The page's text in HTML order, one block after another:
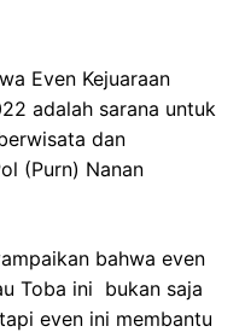
Even Kejuaraan
adalah sarana untuk
dan
(Purn) Nanan
bahwa even
Toba ini bukan saja
even ini membantu